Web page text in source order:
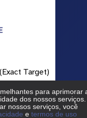
Target)